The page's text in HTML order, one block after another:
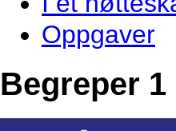
Oppgaver
Begreper 1